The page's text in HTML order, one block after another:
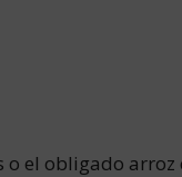
el obligado